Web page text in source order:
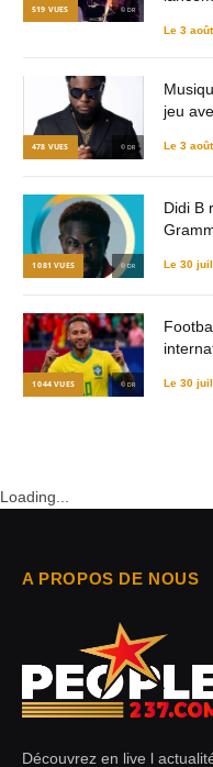
519 VUES © DR
Le 3
478 VUES © DR
jeu
Le 3
1 081 VUES © DR
Didi B
Le 30
1 044 VUES © DR Le 30
Loading...
A PROPOS DE NOUS
Découvrez en live l